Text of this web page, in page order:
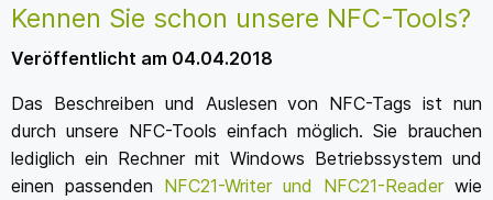
Kennen Sie schon unsere NFC-Tools?
Veröffentlicht am 04.04.2018
Das Beschreiben und Auslesen von NFC-Tags ist nun
durch unsere NFC-Tools einfach möglich. Sie brauchen
lediglich ein Rechner mit Windows Betriebssystem und
einen passenden NFC21-Writer und NFC21-Readerwie